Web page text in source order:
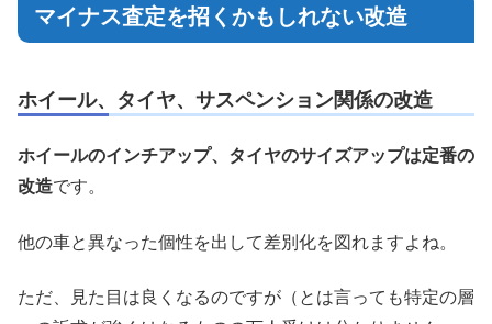
マイナス査定を招くかもしれない改造
ホイール、タイヤ、サスペンション関係の改造
ホイールのインチアップ、タイヤのサイズアップは定番の
改造です。
他の車と異なった個性を出して差別化を図れますよね。
ただ、見た目は良くなるのですが（とは言っても特定の層